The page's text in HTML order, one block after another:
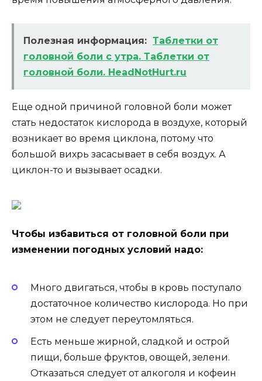
Полезная информация: Таблетки от
головной боли с утра. Таблетки от
головной боли. HeadNotHurt.ru
Еще одной причиной головной боли может
стать недостаток кислорода в воздухе, который
возникает во время циклона, потому что
большой вихрь засасывает в себя воздух. А
циклон-то и вызывает осадки.
Чтобы избавиться от головной боли при
изменении погодных условий надо:
Много двигаться, чтобы в кровь поступало
достаточное количество кислорода. Но при
этом не следует переутомляться.
Есть меньше жирной, сладкой и острой
пищи, больше фруктов, овощей, зелени.
Отказаться следует от алкоголя и кофеин